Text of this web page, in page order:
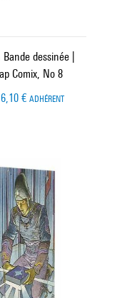
dessinée |
Comix, No 8
€ ADHÉRENT